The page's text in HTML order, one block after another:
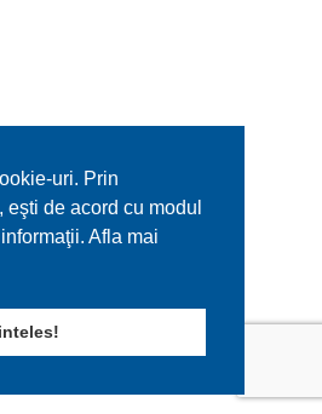
uri. Prin
de acord cu modul
Afla mai